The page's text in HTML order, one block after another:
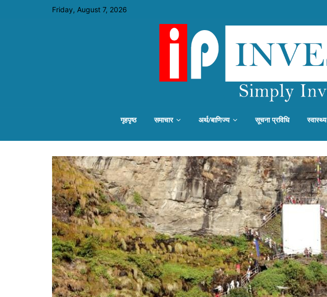
Friday, August 7, 2026
गृहपृष्ठ समाचार अर्थ/बाणिज्य सूचना प्रविधि स्वास्थ्य